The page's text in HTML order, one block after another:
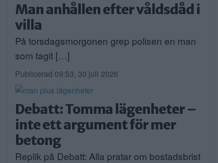
Man anhållen efter våldsdåd i
villa
På torsdagsmorgonen grep polisen en man
som tagit […]
Publicerad 09:53, 30 juli 2026
Debatt: Tomma lägenheter –
inte ett argument för mer
betong
Replik på Debatt: Alla pratar om bostadsbrist